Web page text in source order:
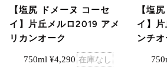
【塩尻 ドメーヌ コーセ
イ】片丘メルロ2019 アメ
リカンオーク
750ml ¥4,290 在庫なし
【塩
イ】
ンチオ